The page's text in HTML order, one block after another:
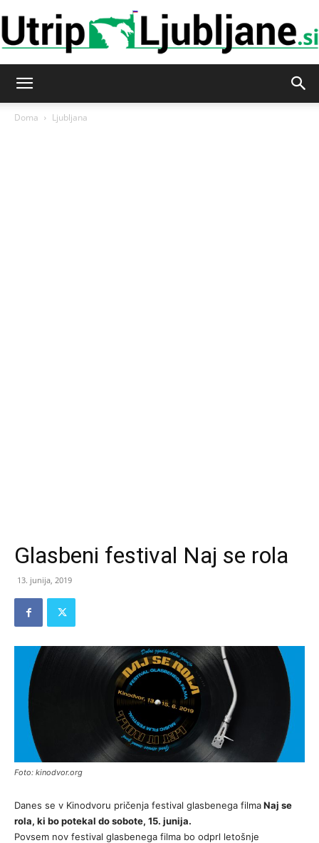
Doma Ljubljana
Glasbeni festival Naj se rola
13. junija, 2019
Foto: kinodvor.org
Danes se v Kinodvoru pričenja festival glasbenega filmaNaj se
rola, ki bo potekal do sobote, 15. junija.
Povsem nov festival glasbenega filma bo odprl letošnje